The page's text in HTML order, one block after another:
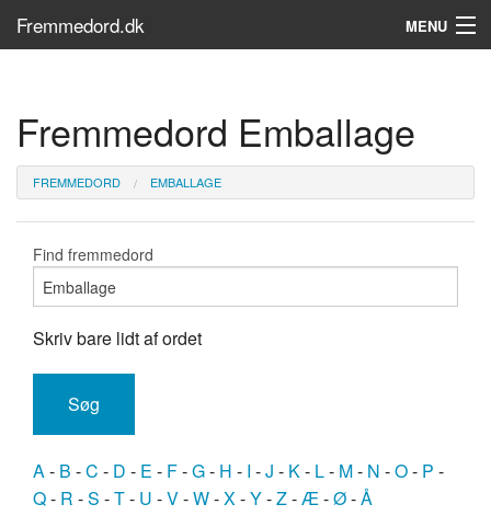
Fremmedord.dk MENU
Søg...
Find bøger
Fremmedord Emballage
FREMMEDORD EMBALLAGE
Find fremmedord
Skriv bare lidt af ordet
A- B -C - D - E - F-G- H - I -J - K- L- M- N -O- P -
Q- R -S -T- U -V-W-X-Y-Z-Æ-Ø-Å